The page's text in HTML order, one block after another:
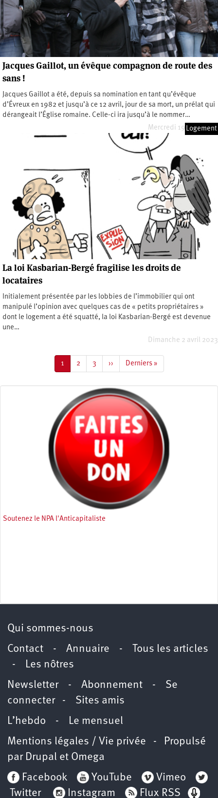
Jacques Gaillot, un évêque compagnon de route des
sans !
Jacques Gaillot a été, depuis sa nomination en tant qu’évêque
d’Évreux en 1982 et jusqu’à ce 12 avril, jour de sa mort, un prélat qui
dérangeait l’Église romaine. Celle-ci ira jusqu’à le nommer…
Mercredi 19 avril 2023
Logement
La loi Kasbarian-Bergé fragilise les droits de
locataires
Initialement présentée par les lobbies de l’immobilier qui ont
manipulé l’opinion avec quelques cas de « petits propriétaires »
dont le logement a été squatté, la loi Kasbarian-Bergé est devenue
une…
Dimanche 2 avril 2023
Page
courante
1 Page
2 Page
3
Page
suivante
››
Dernière
page
Derniers »
Soutenez le NPA l'Anticapitaliste
Qui sommes-nous
Contact - Annuaire - Tous les articles
-
Les nôtres
Newsletter- Abonnement - Se
connecter- Sites amis
L’hebdo -
Le mensuel
Mentions légales / Vie privée - Propulsé
par Drupal et Omega
Facebook
YouTube
Vimeo
Twitter
Instagram Flux RSS